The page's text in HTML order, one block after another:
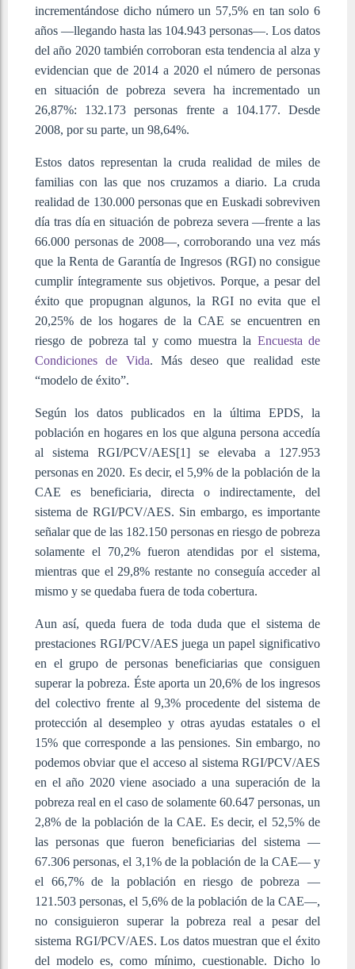
incrementándose dicho número un 57,5% en tan solo 6
años —llegando hasta las 104.943 personas—. Los datos
del año 2020 también corroboran esta tendencia al alza y
evidencian que de 2014 a 2020 el número de personas
en situación de pobreza severa ha incrementado un
26,87%: 132.173 personas frente a 104.177. Desde
2008, por su parte, un 98,64%.
Estos datos representan la cruda realidad de miles de
familias con las que nos cruzamos a diario. La cruda
realidad de 130.000 personas que en Euskadi sobreviven
día tras día en situación de pobreza severa —frente a las
66.000 personas de 2008—, corroborando una vez más
que la Renta de Garantía de Ingresos (RGI) no consigue
cumplir íntegramente sus objetivos. Porque, a pesar del
éxito que propugnan algunos, la RGI no evita que el
20,25% de los hogares de la CAE se encuentren en
riesgo de pobreza tal y como muestra la Encuesta de
Condiciones de Vida. Más deseo que realidad este
“modelo de éxito”.
Según los datos publicados en la última EPDS, la
población en hogares en los que alguna persona accedía
al sistema RGI/PCV/AES[1] se elevaba a 127.953
personas en 2020. Es decir, el 5,9% de la población de la
CAE es beneficiaria, directa o indirectamente, del
sistema de RGI/PCV/AES. Sin embargo, es importante
señalar que de las 182.150 personas en riesgo de pobreza
solamente el 70,2% fueron atendidas por el sistema,
mientras que el 29,8% restante no conseguía acceder al
mismo y se quedaba fuera de toda cobertura.
Aun así, queda fuera de toda duda que el sistema de
prestaciones RGI/PCV/AES juega un papel significativo
en el grupo de personas beneficiarias que consiguen
superar la pobreza. Éste aporta un 20,6% de los ingresos
del colectivo frente al 9,3% procedente del sistema de
protección al desempleo y otras ayudas estatales o el
15% que corresponde a las pensiones. Sin embargo, no
podemos obviar que el acceso al sistema RGI/PCV/AES
en el año 2020 viene asociado a una superación de la
pobreza real en el caso de solamente 60.647 personas, un
2,8% de la población de la CAE. Es decir, el 52,5% de
las personas que fueron beneficiarias del sistema —
67.306 personas, el 3,1% de la población de la CAE— y
el 66,7% de la población en riesgo de pobreza —
121.503 personas, el 5,6% de la población de la CAE—,
no consiguieron superar la pobreza real a pesar del
sistema RGI/PCV/AES. Los datos muestran que el éxito
del modelo es, como mínimo, cuestionable. Dicho lo